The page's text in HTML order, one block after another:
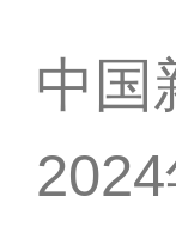
中国